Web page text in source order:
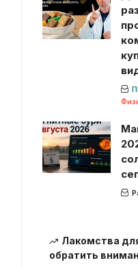
Лакомства
обратить